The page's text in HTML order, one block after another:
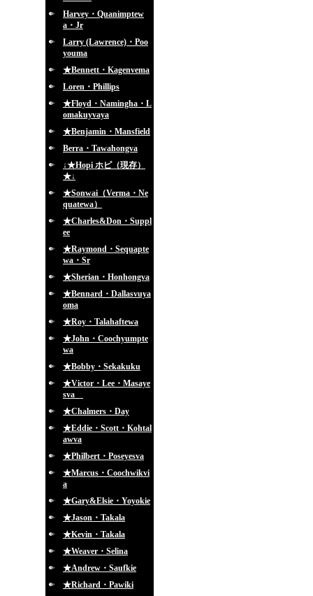
Harvey・Quanimptew
a・Jr
Larry (Lawrence)・Poo
youma
★Bennett・Kagenvema
Loren・Phillips
★Floyd・Namingha・L
omakuyvaya
★Benjamin・Mansfield
Berra・Tawahongva
↓★Hopi ホピ（現存）
★↓
★Sonwai（Verma・Ne
quatewa）
★Charles&Don・Suppl
ee
★Raymond・Sequapte
wa・Sr
★Sherian・Honhongva
★Bennard・Dallasvuya
oma
★Roy・Talahaftewa
★John・Coochyumpte
wa
★Bobby・Sekakuku
★Victor・Lee・Masaye
sva
★Chalmers・Day
★Eddie・Scott・Kohtal
awva
★Philbert・Poseyesva
★Marcus・Coochwikvi
a
★Gary&Elsie・Yoyokie
★Jason・Takala
★Kevin・Takala
★Weaver・Selina
★Andrew・Saufkie
★Richard・Pawiki